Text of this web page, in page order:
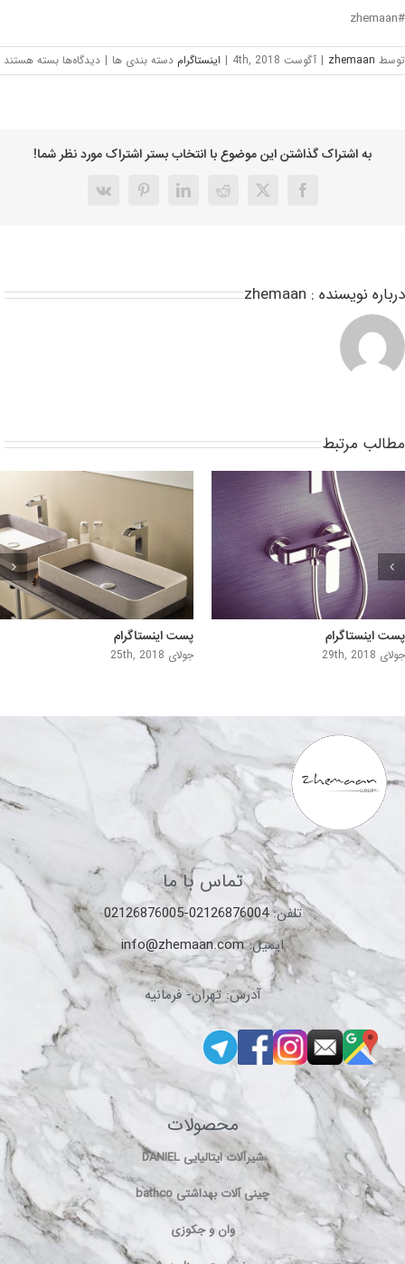
#zhemaan
توسط zhemaan
| آگوست 4th, 2018 | اینستاگرام دسته بندی ها | دیدگاه‌ها بسته هستند
به اشتراک گذاشتن این موضوع با انتخاب بستر اشتراک مورد نظر شما!
درباره نویسنده : zhemaan
مطالب مرتبط
پست اینستاگرام
جولای 29th, 2018
پست اینستاگرام
جولای 25th, 2018
تماس با ما
تلفن:02126876004-02126876005
ایمیل:info@zhemaan.com
آدرس: تهران- فرمانیه
محصولات
شیرآلات ایتالیایی DANIEL
چینی آلات بهداشتی bathco
وان و جکوزی